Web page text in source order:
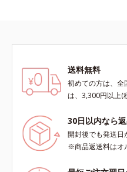
送料無料
初めての方は、
は、3,300円以上(
30日以内なら
開封後でも発送
※商品返送料はオ